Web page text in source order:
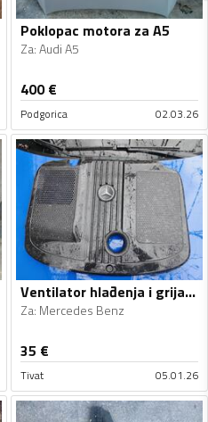
Poklopac motora za A5
Za:Audi A5
400€
Podgorica 02.03.26
Ventilator hlađenja i grijanja za
Za: Mercedes Benz
35 €
Tivat 05.01.26